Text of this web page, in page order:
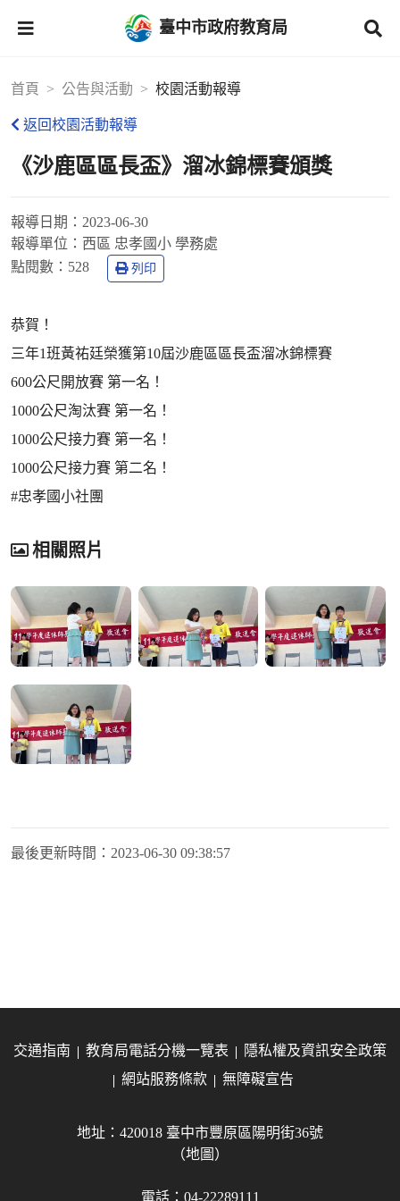
臺中市政府教育局
首頁 公告與活動 校園活動報導
返回校園活動報導
《沙鹿區區長盃》溜冰錦標賽頒獎
報導日期： 2023-06-30
報導單位： 西區 忠孝國小 學務處
點閱數： 528 列印
恭賀！
三年1班黃祐廷榮獲第10屆沙鹿區區長盃溜冰錦標賽
600公尺開放賽 第一名！
1000公尺淘汰賽 第一名！
1000公尺接力賽 第一名！
1000公尺接力賽 第二名！
#忠孝國小社團
相關照片
最後更新時間： 2023-06-30 09:38:57
交通指南 教育局電話分機一覽表
隱私權及資訊安全政策
網站服務條款
無障礙宣告
地址：420018 臺中市豐原區陽明街36號
（地圖）
電話：04-22289111